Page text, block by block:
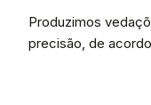
Produzimos
precisão, de